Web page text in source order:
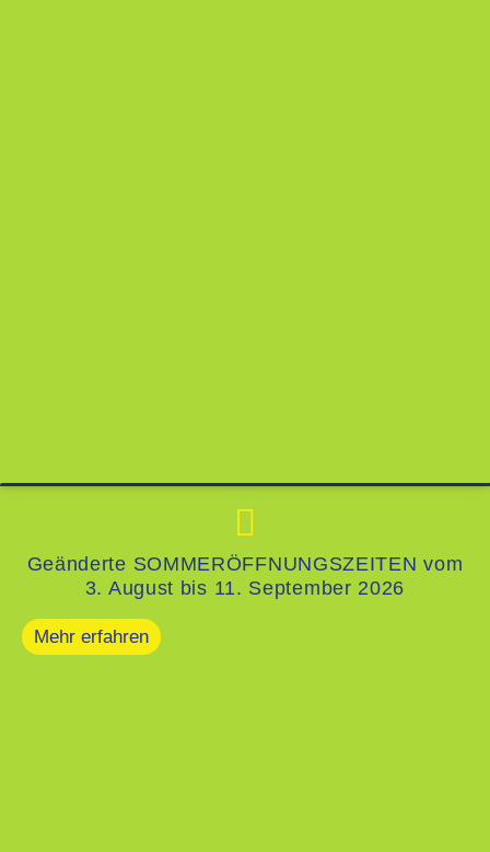
Geänderte SOMMERÖFFNUNGSZEITEN vom
3. August bis 11. September 2026
Mehr erfahren